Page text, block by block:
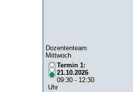
Dozententeam
Mittwoch
Termin 1:
21.10.2026
09:30 - 12:30
Uhr